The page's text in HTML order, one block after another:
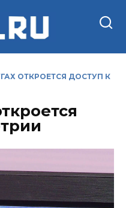
ОТКРОЕТСЯ ДОСТУП К